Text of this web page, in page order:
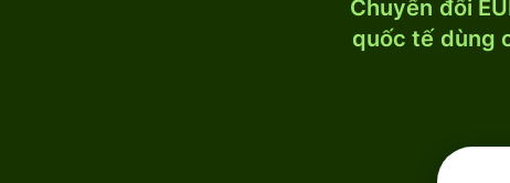
Chuyển đổi
quốc tế dùng